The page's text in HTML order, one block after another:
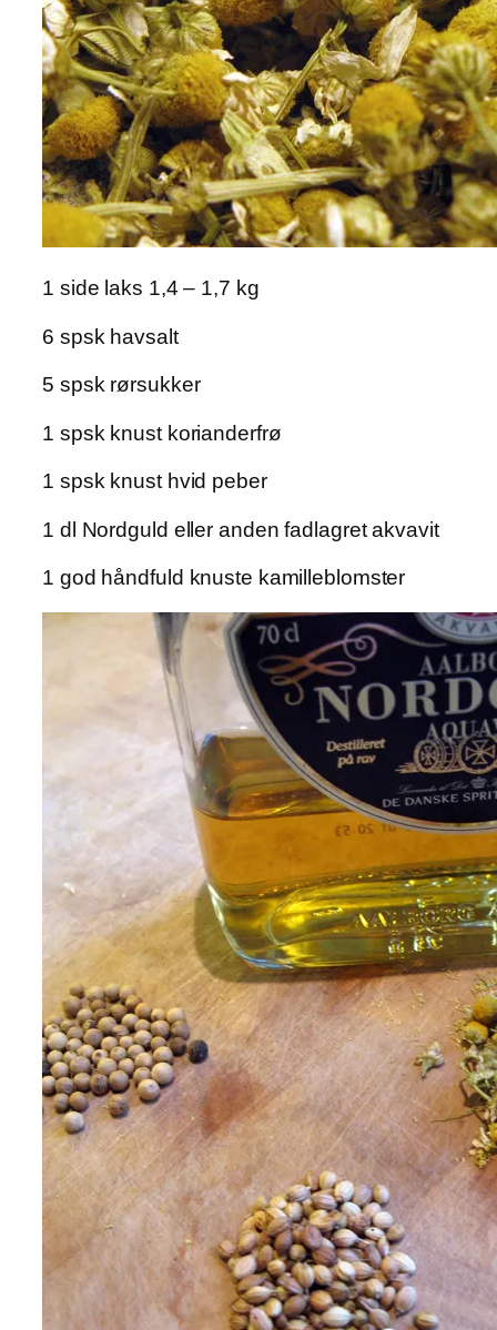
1 side laks 1,4 – 1,7 kg
6 spsk havsalt
5 spsk rørsukker
1 spsk knust korianderfrø
1 spsk knust hvid peber
1 dl Nordguld eller anden fadlagret akvavit
1 god håndfuld knuste kamilleblomster